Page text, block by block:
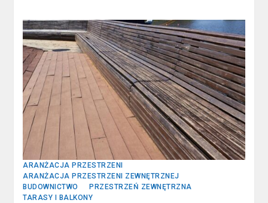
ARANŻACJA PRZESTRZENI
ARANŻACJA PRZESTRZENI ZEWNĘTRZNEJ
BUDOWNICTWO
PRZESTRZEŃ ZEWNĘTRZNA
TARASY I BALKONY